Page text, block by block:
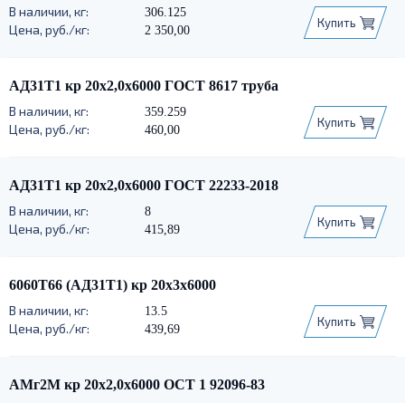
306.125
2 350,00
Купить
АД31Т1 кр 20х2,0х6000 ГОСТ 8617 труба
359.259
460,00
Купить
АД31Т1 кр 20х2,0х6000 ГОСТ 22233-2018
8
415,89
Купить
6060Т66 (АД31Т1) кр 20х3х6000
13.5
439,69
Купить
АМг2М кр 20х2,0х6000 ОСТ 1 92096-83